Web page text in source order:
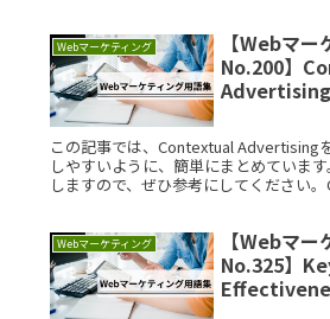
Webマーケティング
【Webマ
No.200】
Advertising
この記事では、Contextual Advertising
しやすいように、簡単にまとめていま
しますので、ぜひ参考にしてください
Webマーケティング
【Webマ
No.325】